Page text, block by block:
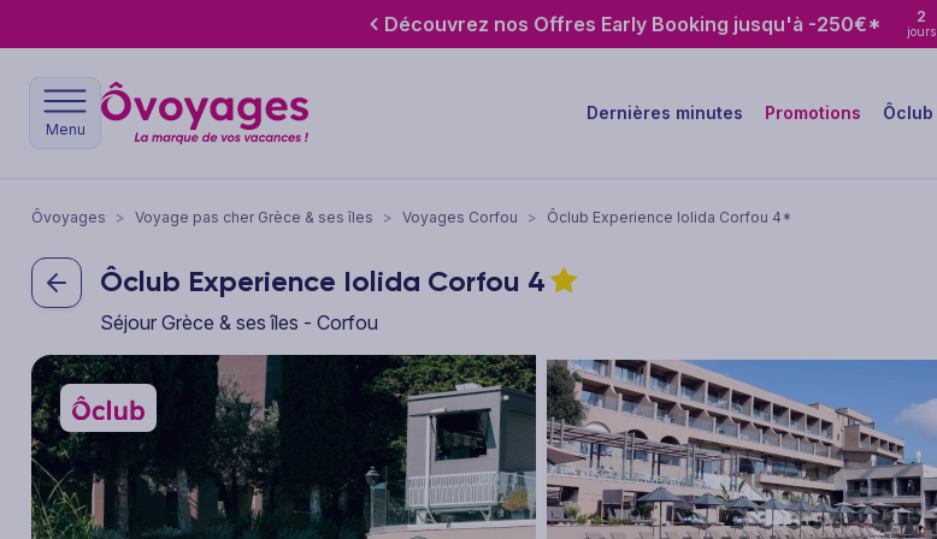
Découvrez nos Offres Early Booking jusqu'à -250€* 2
jours
Menu
Dernières minutes Promotions Ôclub
Ôvoyages > Voyage pas cher Grèce & ses îles > Voyages Corfou > Ôclub Experience Iolida Corfou 4*
Ôclub Experience Iolida Corfou 4
Séjour Grèce & ses îles - Corfou